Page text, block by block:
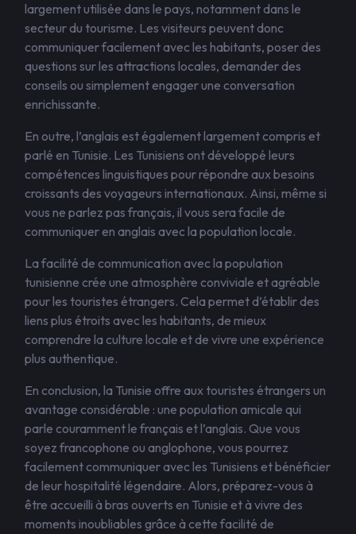
largement utilisée dans le pays, notamment dans le
secteur du tourisme. Les visiteurs peuvent donc
communiquer facilement avec les habitants, poser des
questions sur les attractions locales, demander des
conseils ou simplement engager une conversation
enrichissante.
En outre, l’anglais est également largement compris et
parlé en Tunisie. Les Tunisiens ont développé leurs
compétences linguistiques pour répondre aux besoins
croissants des voyageurs internationaux. Ainsi, même si
vous ne parlez pas français, il vous sera facile de
communiquer en anglais avec la population locale.
La facilité de communication avec la population
tunisienne crée une atmosphère conviviale et agréable
pour les touristes étrangers. Cela permet d’établir des
liens plus étroits avec les habitants, de mieux
comprendre la culture locale et de vivre une expérience
plus authentique.
En conclusion, la Tunisie offre aux touristes étrangers un
avantage considérable : une population amicale qui
parle couramment le français et l’anglais. Que vous
soyez francophone ou anglophone, vous pourrez
facilement communiquer avec les Tunisiens et bénéficier
de leur hospitalité légendaire. Alors, préparez-vous à
être accueilli à bras ouverts en Tunisie et à vivre des
moments inoubliables grâce à cette facilité de